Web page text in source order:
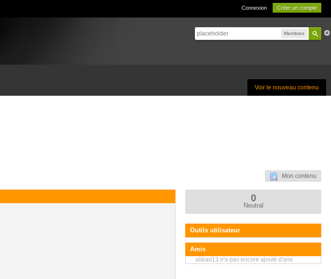
Connexion Créer un compte
Membres
Voir le nouveau contenu
Mon contenu
0
Neutral
Outils utilisateur
Amis
alibad13 n'a pas encore ajouté d'ami.